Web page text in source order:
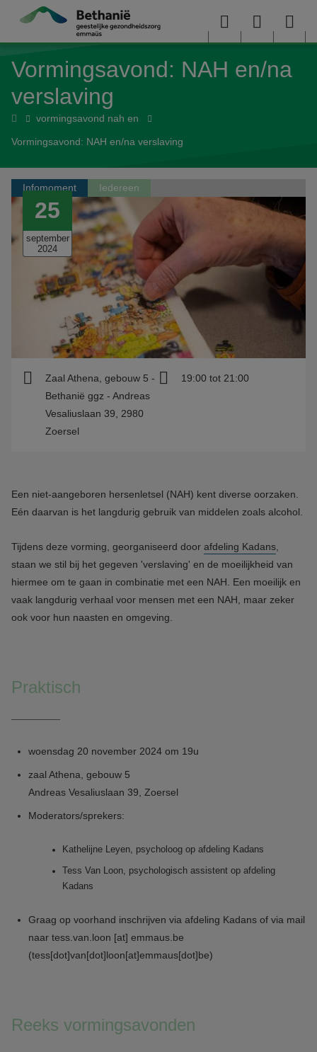
Overslaan en naar de inhoud gaan
Menu User
menu
Vormingsavond: NAH en/na
verslaving
Homevormingsavond nah en
Vormingsavond: NAH en/na verslaving
25
september
2024
Infomoment Iedereen
Zaal Athena, gebouw 5 -
Bethanië ggz - Andreas
Vesaliuslaan 39, 2980
Zoersel
19:00 tot 21:00
Een niet-aangeboren hersenletsel (NAH) kent diverse oorzaken.
Eén daarvan is het langdurig gebruik van middelen zoals alcohol.
Tijdens deze vorming, georganiseerd door afdeling Kadans
staan we stil bij het gegeven 'verslaving' en de moeilijkheid van
hiermee om te gaan in combinatie met een NAH. Een moeilijk en
vaak langdurig verhaal voor mensen met een NAH, maar zeker
ook voor hun naasten en omgeving.
Praktisch
woensdag 20 november 2024 om 19u
zaal Athena, gebouw 5
Andreas Vesaliuslaan 39, Zoersel
Moderators/sprekers:
Kathelijne Leyen, psycholoog op afdeling Kadans
Tess Van Loon, psychologisch assistent op afdeling
Kadans
Graag op voorhand inschrĳven via afdeling Kadans of via mail
naar tess.van.loon [at] emmaus.be
(tess[dot]van[dot]loon[at]emmaus[dot]be)
Reeks vormingsavonden